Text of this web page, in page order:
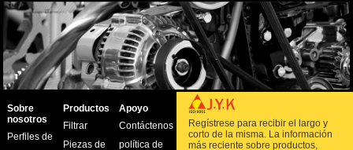
Sobre
nosotros
Perfiles de
Productos
Filtrar
Piezas de
Apoyo
Contáctenos
política de
Regístrese para recibir el largo y
corto de la misma. La información
más reciente sobre productos,